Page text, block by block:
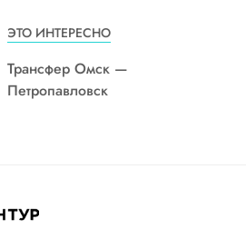
ЭТО ИНТЕРЕСНО
Трансфер Омск —
Петропавловск